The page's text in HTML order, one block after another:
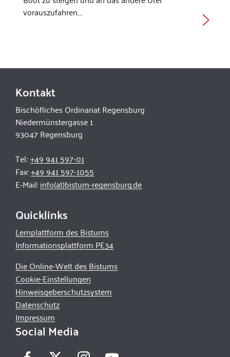
vorauszufahren.…
Kontakt
Bischöfliches Ordinariat Regensburg
Niedermünstergasse 1
93047 Regensburg
Tel.:+49 941 597-01
Fax:+49 941 597-1055
E-Mail:info(at)bistum-regensburg.de
Quicklinks
Lernplattform des Bistums
Informationsplattform PE34
Die Online-Welt des Bistums
Cookie-Einstellungen
Hinweisgeberschutzsystem
Datenschutz
Impressum
Social Media